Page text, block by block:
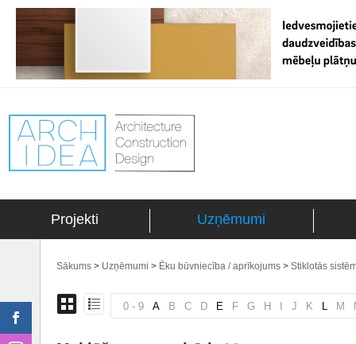
Projekti Uzņēmumi
Sākums > Uzņēmumi > Ēku būvniecība / aprīkojums > Stiklotās
0 - 9 A B C D E F G H J K L M